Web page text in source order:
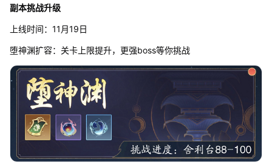
副本挑战升级
上线时间：11月19日
堕神渊扩容：关卡上限提升，更强boss等你挑战